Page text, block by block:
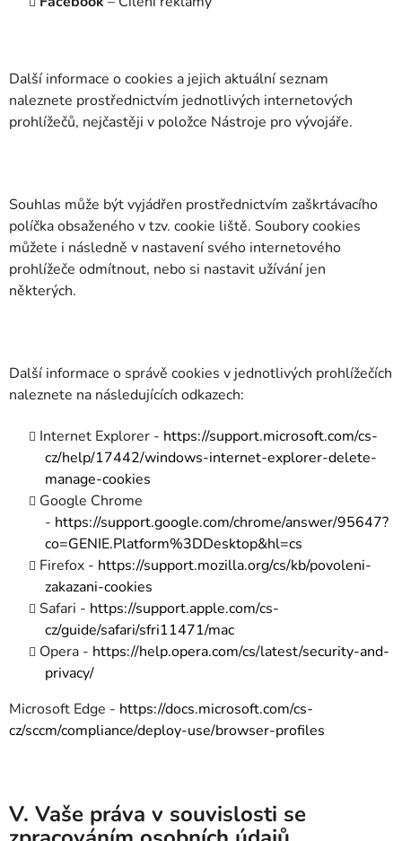
Další informace o cookies a jejich aktuální seznam
naleznete prostřednictvím jednotlivých internetových
prohlížečů, nejčastěji v položce Nástroje pro vývojáře.
Souhlas může být vyjádřen prostřednictvím zaškrtávacího
políčka obsaženého v tzv. cookie liště. Soubory cookies
můžete i následně v nastavení svého internetového
prohlížeče odmítnout, nebo si nastavit užívání jen
některých.
Další informace o správě cookies v jednotlivých prohlížečích
naleznete na následujících odkazech:
Internet Explorer - https://support.microsoft.com/cs-
cz/help/17442/windows-internet-explorer-delete-
manage-cookies
Google Chrome
- https://support.google.com/chrome/answer/95647?
co=GENIE.Platform%3DDesktop&hl=cs
Firefox - https://support.mozilla.org/cs/kb/povoleni-
zakazani-cookies
Safari - https://support.apple.com/cs-
cz/guide/safari/sfri11471/mac
Opera - https://help.opera.com/cs/latest/security-and-
privacy/
Microsoft Edge - https://docs.microsoft.com/cs-
cz/sccm/compliance/deploy-use/browser-profiles
V. Vaše práva v souvislosti se